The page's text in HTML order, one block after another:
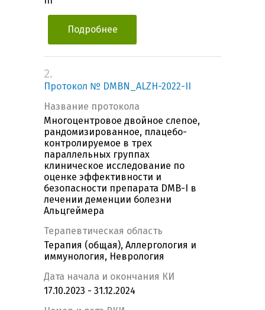
Подробнее
2.
Протокол № DMBN_ALZH-2022-II
Название протокола
Многоцентровое двойное слепое,
рандомизированное, плацебо-
контролируемое в трех
параллельных группах
клиническое исследование по
оценке эффективности и
безопасности препарата DMB-I в
лечении деменции болезни
Альцгеймера
Терапевтическая область
Терапия (общая), Аллергология и
иммунология, Неврология
Дата начала и окончания КИ
17.10.2023 - 31.12.2024